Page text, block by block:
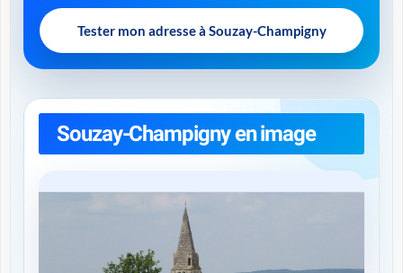
Tester mon adresse à Souzay-Champigny
Souzay-Champigny en image